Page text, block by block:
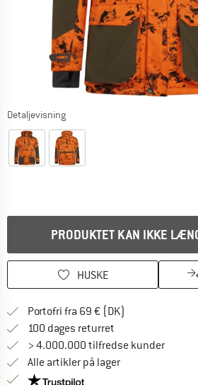
Detaljevisning
PRODUKTET KAN IKKE
HUSKE
Portofri fra 69 € (DK)
100 dages returret
> 4.000.000 tilfredse kunder
Alle artikler på lager
Vi er Trustpilot-